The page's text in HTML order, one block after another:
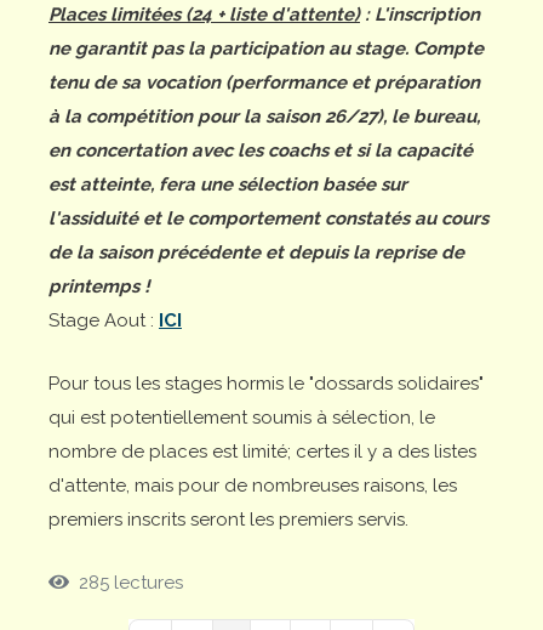
Places limitées (24 + liste d'attente): L'inscription
ne garantit pas la participation au stage. Compte
tenu de sa vocation (performance et préparation
à la compétition pour la saison 26/27), le bureau,
en concertation avec les coachs et si la capacité
est atteinte, fera une sélection basée sur
l'assiduité et le comportement constatés au cours
de la saison précédente et depuis la reprise de
printemps !
Stage Aout : ICI
Pour tous les stages hormis le "dossards solidaires"
qui est potentiellement soumis à sélection, le
nombre de places est limité; certes il y a des listes
d'attente, mais pour de nombreuses raisons, les
premiers inscrits seront les premiers servis.
285 lectures